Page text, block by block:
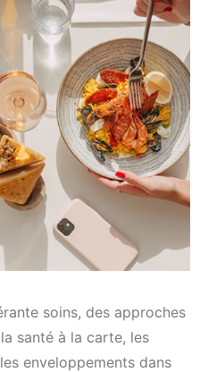
soins, des approches
santé à la carte, les
enveloppements dans